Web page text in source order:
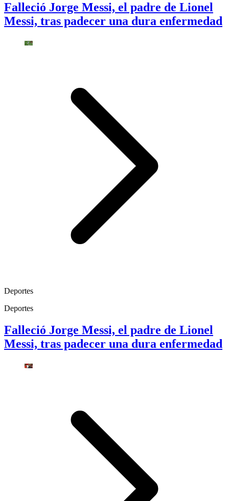
Falleció Jorge Messi, el padre de Lionel
Messi, tras padecer una dura enfermedad
Deportes
Deportes
Falleció Jorge Messi, el padre de Lionel
Messi, tras padecer una dura enfermedad